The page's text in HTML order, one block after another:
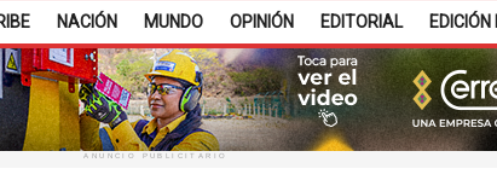
NACIÓN MUNDO OPINIÓN EDITORIAL
ANUNCIO PUBLICITARIO